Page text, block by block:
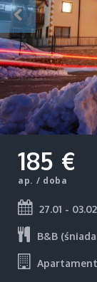
185 €
ap. / doba
27.01 -
B&B
Apartament